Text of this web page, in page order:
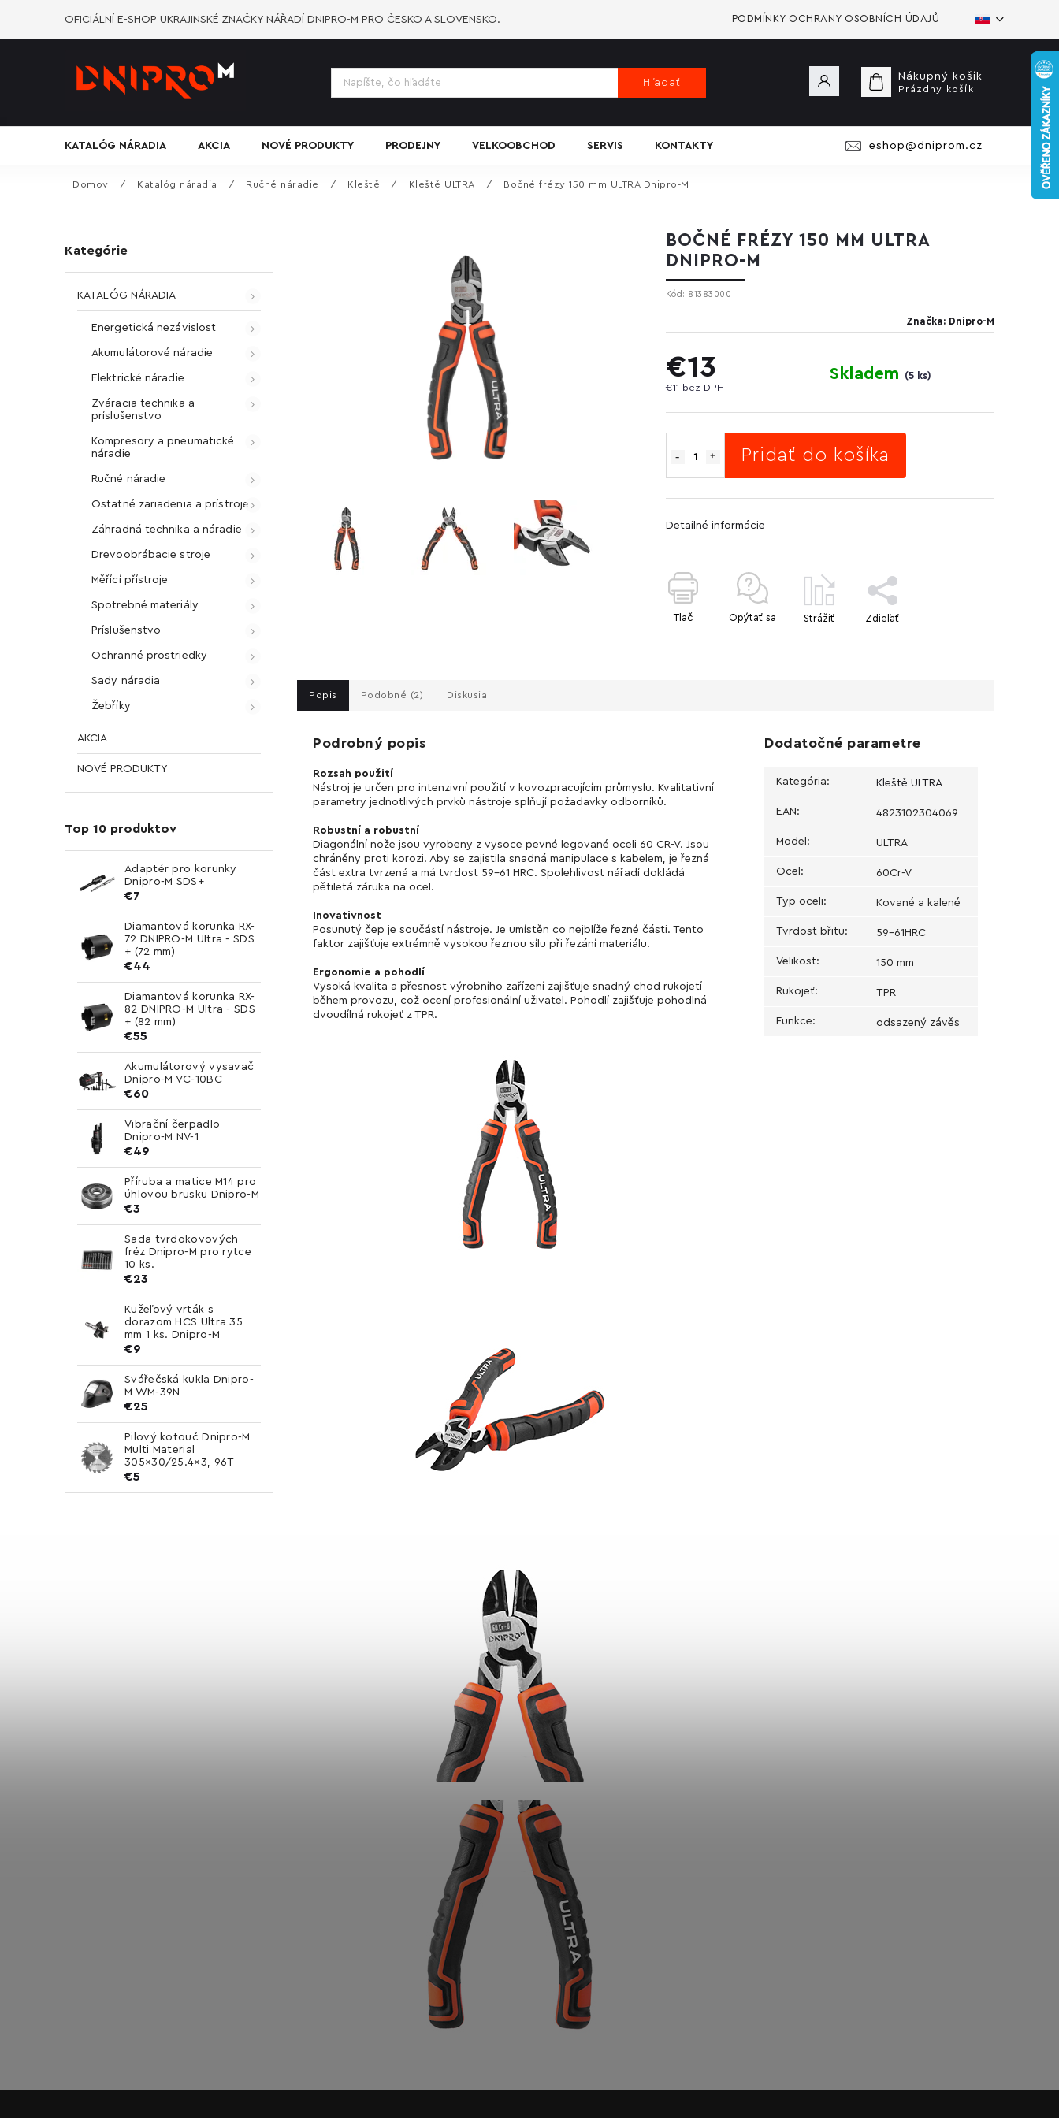
OFICIÁLNÍ E-SHOP UKRAJINSKÉ ZNAČKY NÁŘADÍ DNIPRO-M PRO ČESKO A SLOVENSKO. PODMÍNKY OCHRANY OSOBNÍCH ÚDAJŮ
Hľadať
Nákupný košík
Prázdny košík
KATALÓG NÁRADIA AKCIA NOVÉ PRODUKTY PRODEJNY VELKOOBCHOD SERVIS KONTAKTY eshop@dniprom.cz
Domov / Katalóg náradia / Ručné náradie / Kleště / Kleště ULTRA / Bočné frézy 150 mm ULTRA Dnipro-M
Kategórie
KATALÓG NÁRADIA
Energetická nezávislost
Akumulátorové náradie
Elektrické náradie
Zváracia technika a
príslušenstvo
Kompresory a pneumatické
náradie
Ručné náradie
Ostatné zariadenia a prístroje
Záhradná technika a náradie
Drevoobrábacie stroje
Měřící přístroje
Spotrebné materiály
Príslušenstvo
Ochranné prostriedky
Sady náradia
Žebříky
AKCIA
NOVÉ PRODUKTY
Top 10 produktov
Adaptér pro korunky
Dnipro-M SDS+
€7
Diamantová korunka RX-
72 DNIPRO-M Ultra - SDS
+ (72 mm)
€44
Diamantová korunka RX-
82 DNIPRO-M Ultra - SDS
+ (82 mm)
€55
Akumulátorový vysavač
Dnipro-M VC-10BC
€60
Vibrační čerpadlo
Dnipro-M NV-1
€49
Příruba a matice M14 pro
úhlovou brusku Dnipro-M
€3
Sada tvrdokovových
fréz Dnipro-M pro rytce
10 ks.
€23
Kužeľový vrták s
dorazom HCS Ultra 35
mm 1 ks. Dnipro-M
€9
Svářečská kukla Dnipro-
M WM-39N
€25
Pilový kotouč Dnipro-M
Multi Material
305×30/25.4×3, 96T
€5
BOČNÉ FRÉZY 150 MM ULTRA
DNIPRO-M
Kód: 81383000
Značka: Dnipro-M
€13
€11 bez DPH
Skladem (5 ks)
Pridať do košíka
Detailné informácie
Tlač Opýtať sa Strážiť Zdieľať
Popis Podobné (2) Diskusia
Podrobný popis
Rozsah použití
Nástroj je určen pro intenzivní použití v kovozpracujícím průmyslu. Kvalitativní
parametry jednotlivých prvků nástroje splňují požadavky odborníků.
Robustní a robustní
Diagonální nože jsou vyrobeny z vysoce pevné legované oceli 60 CR-V. Jsou
chráněny proti korozi. Aby se zajistila snadná manipulace s kabelem, je řezná
část extra tvrzená a má tvrdost 59-61 HRC. Spolehlivost nářadí dokládá
pětiletá záruka na ocel.
Inovativnost
Posunutý čep je součástí nástroje. Je umístěn co nejblíže řezné části. Tento
faktor zajišťuje extrémně vysokou řeznou sílu při řezání materiálu.
Ergonomie a pohodlí
Vysoká kvalita a přesnost výrobního zařízení zajišťuje snadný chod rukojetí
během provozu, což ocení profesionální uživatel. Pohodlí zajišťuje pohodlná
dvoudílná rukojeť z TPR.
Dodatočné parametre
Kategória: Kleště ULTRA
EAN: 4823102304069
Model : ULTRA
Ocel : 60Cr-V
Typ oceli: Kované a kalené
Tvrdost břitu: 59-61HRC
Velikost: 150 mm
Rukojeť: TPR
Funkce: odsazený závěs